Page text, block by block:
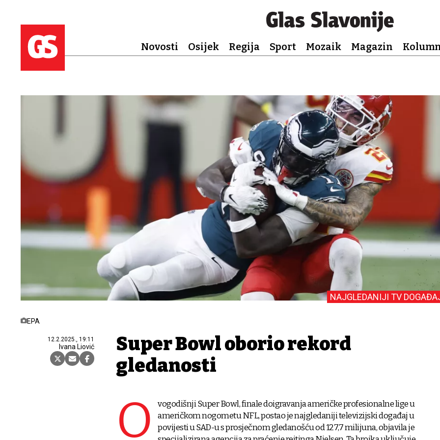
Novosti Osijek Regija Sport Mozaik Magazin
EPA
12.2.2025., 19:11
Ivana Liović
NAJGLEDANIJI TV
Super Bowl oborio rekord
gledanosti
O
vogodišnji Super Bowl, finale doigravanja američke profesionalne lige u
američkom nogometu NFL, postao je najgledaniji televizijski događaj u
povijesti u SAD-u s prosječnom gledanošću od 127,7 milijuna, objavila je